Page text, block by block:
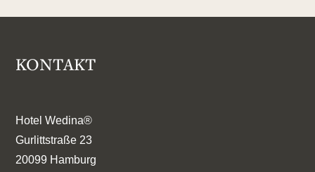
KONTAKT
Hotel Wedina®
Gurlittstraße 23
20099 Hamburg